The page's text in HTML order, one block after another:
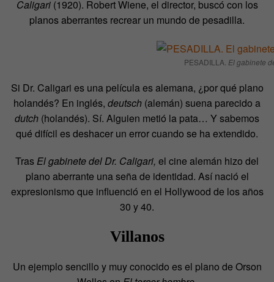
Caligari(1920). Robert Wiene, el director, buscó con los
planos aberrantes recrear un mundo de pesadilla.
PESADILLA. El gabinete
Si Dr. Caligari es una película es alemana, ¿por qué plano
holandés? En inglés, deutsch (alemán) suena parecido a
dutch (holandés). Sí. Alguien metió la pata… Y sabemos
qué difícil es deshacer un error cuando se ha extendido.
TrasEl gabinete del Dr. Caligari, el cine alemán hizo del
plano aberrante una seña de identidad. Así nació el
expresionismo que influenció en el Hollywood de los años
30 y 40.
Villanos
Un ejemplo sencillo y muy conocido es el plano de Orson